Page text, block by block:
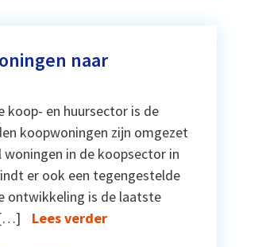
naar
koop- en huursector is de
koopwoningen zijn omgezet
in de koopsector in
er ook een tegengestelde
ontwikkeling is de laatste
[…]
Lees verder